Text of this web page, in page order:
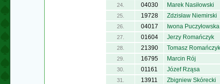
24. 04030 Marek Nasiłowski
25. 19728 Zdzisław Niemirski
26. 04017 Iwona Puczyłowska
27. 01604 Jerzy Romańczyk
28. 21390 Tomasz Romańczyk
29. 16795 Marcin Rój
30. 01161 Józef Rząsa
31. 13911 Zbigniew Skórecki